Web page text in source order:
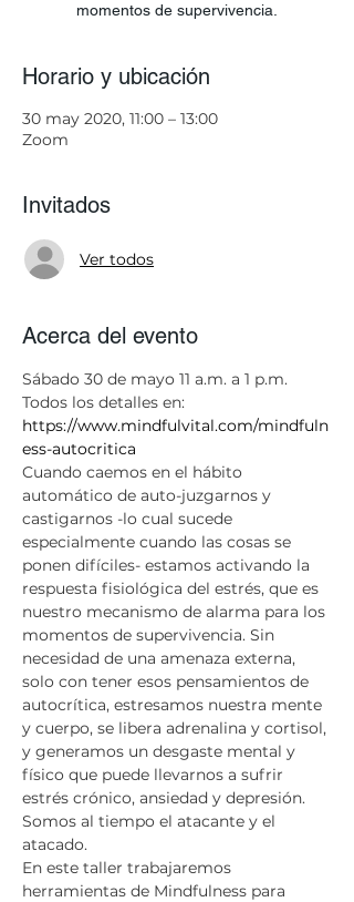
momentos de supervivencia.
Horario y ubicación
30 may 2020, 11:00 – 13:00
Zoom
Invitados
Ver todos
Acerca del evento
Sábado 30 de mayo 11 a.m. a 1 p.m.
Todos los detalles en:
https://www.mindfulvital.com/mindfuln
ess-autocritica
Cuando caemos en el hábito
automático de auto-juzgarnos y
castigarnos -lo cual sucede
especialmente cuando las cosas se
ponen difíciles- estamos activando la
respuesta fisiológica del estrés, que es
nuestro mecanismo de alarma para los
momentos de supervivencia. Sin
necesidad de una amenaza externa,
solo con tener esos pensamientos de
autocrítica, estresamos nuestra mente
y cuerpo, se libera adrenalina y cortisol,
y generamos un desgaste mental y
físico que puede llevarnos a sufrir
estrés crónico, ansiedad y depresión.
Somos al tiempo el atacante y el
atacado.
​En este taller trabajaremos
herramientas de Mindfulness para